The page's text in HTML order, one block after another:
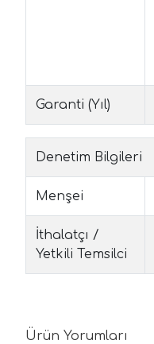
Garanti (Yıl)
Denetim Bilgileri
Menşei
İthalatçı /
Yetkili Temsilci
Ürün Yorumları